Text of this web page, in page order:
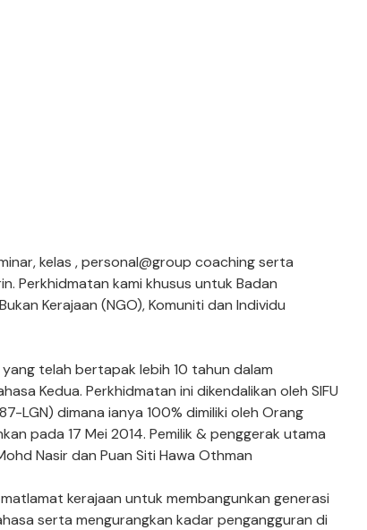
kelas , personal@group coaching serta
Perkhidmatan kami khusus untuk Badan
Kerajaan (NGO), Komuniti dan Individu
telah bertapak lebih 10 tahun dalam
Kedua. Perkhidmatan ini dikendalikan oleh SIFU
LGN) dimana ianya 100% dimiliki oleh Orang
pada 17 Mei 2014. Pemilik & penggerak utama
Nasir dan Puan Siti Hawa Othman
kerajaan untuk membangunkan generasi
serta mengurangkan kadar pengangguran di